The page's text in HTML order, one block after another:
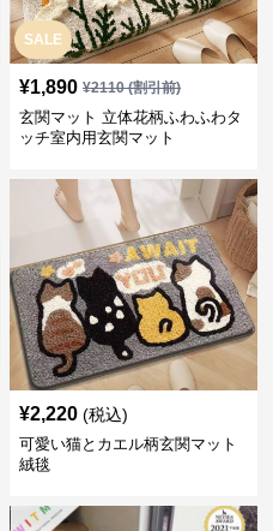
SALE
¥1,890 ¥2110(割引前)
玄関マット 立体花柄ふわふわタ
ッチ室内用玄関マット
¥2,220 (税込)
可愛い猫とカエル柄玄関マット
絨毯